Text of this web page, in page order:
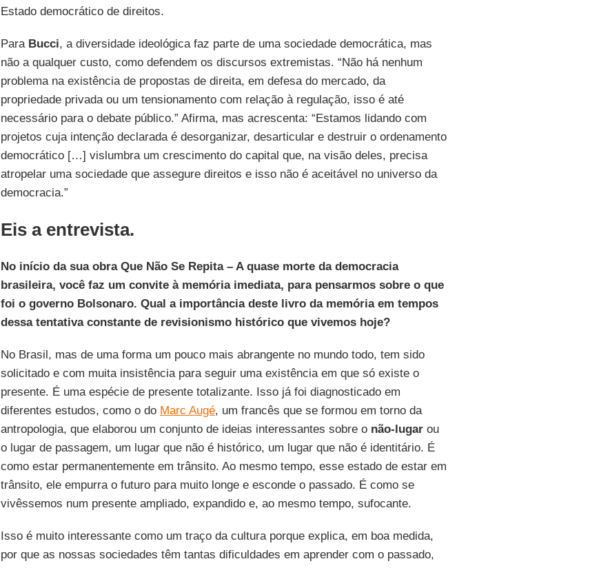
Estado democrático de direitos.
Para Bucci, a diversidade ideológica faz parte de uma sociedade democrática, mas
não a qualquer custo, como defendem os discursos extremistas. “Não há nenhum
problema na existência de propostas de direita, em defesa do mercado, da
propriedade privada ou um tensionamento com relação à regulação, isso é até
necessário para o debate público.” Afirma, mas acrescenta: “Estamos lidando com
projetos cuja intenção declarada é desorganizar, desarticular e destruir o ordenamento
democrático […] vislumbra um crescimento do capital que, na visão deles, precisa
atropelar uma sociedade que assegure direitos e isso não é aceitável no universo da
democracia.”
Eis a entrevista.
No início da sua obra Que Não Se Repita – A quase morte da democracia
brasileira, você faz um convite à memória imediata, para pensarmos sobre o que
foi o governo Bolsonaro. Qual a importância deste livro da memória em tempos
dessa tentativa constante de revisionismo histórico que vivemos hoje?
No Brasil, mas de uma forma um pouco mais abrangente no mundo todo, tem sido
solicitado e com muita insistência para seguir uma existência em que só existe o
presente. É uma espécie de presente totalizante. Isso já foi diagnosticado em
diferentes estudos, como o do Marc Augé, um francês que se formou em torno da
antropologia, que elaborou um conjunto de ideias interessantes sobre o não-lugarou
o lugar de passagem, um lugar que não é histórico, um lugar que não é identitário. É
como estar permanentemente em trânsito. Ao mesmo tempo, esse estado de estar em
trânsito, ele empurra o futuro para muito longe e esconde o passado. É como se
vivêssemos num presente ampliado, expandido e, ao mesmo tempo, sufocante.
Isso é muito interessante como um traço da cultura porque explica, em boa medida,
por que as nossas sociedades têm tantas dificuldades em aprender com o passado,